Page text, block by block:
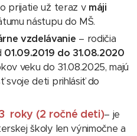
prijatie už teraz v máji
nástupu do MŠ.
vzdelávanie – rodičia
01.09.2019 do 31.08.2020
veku do 31.08.2025, majú
svoje deti prihlásiť do
roky (2 ročné deti)– je
školy len výnimočne a